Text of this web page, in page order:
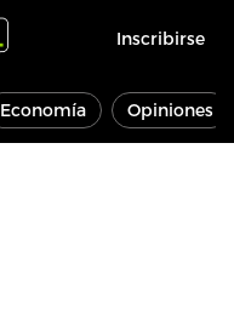
Inscribirse
Economía Opiniones